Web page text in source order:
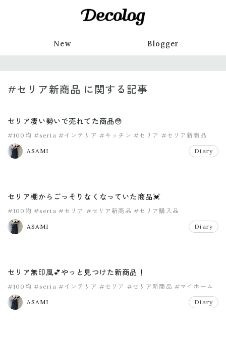
New Blogger
#セリア新商品 に関する記事
セリア凄い勢いで売れてた商品😳
#100均 #seria #インテリア #キッチン #セリア #セリア新商品
ASAMI Diary
セリア棚からごっそりなくなっていた商品💓
#100均 #seria #セリア #セリア新商品 #セリア購入品
ASAMI Diary
セリア無印風💕やっと見つけた新商品！
#100均 #seria #インテリア #セリア #セリア新商品 #マイホーム
ASAMI Diary